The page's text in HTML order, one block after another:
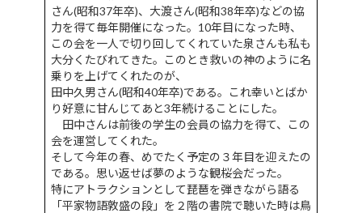
さん(昭和37年卒)、大渡さん(昭和38年卒)などの協
力を得て毎年開催になった。10年目になった時、
この会を一人で切り回してくれていた泉さんも私も
大分くたびれてきた。このとき救いの神のように名
乗りを上げてくれたのが、
田中久男さん(昭和40年卒)である。これ幸いとばか
り好意に甘んじてあと3年続けることにした。
田中さんは前後の学生の会員の協力を得て、この
会を運営してくれた。
そして今年の春、めでたく予定の３年目を迎えたの
である。思い返せば夢のような観桜会だった。
特にアトラクションとして琵琶を弾きながら語る
「平家物語敦盛の段」を２階の書院で聴いた時は鳥